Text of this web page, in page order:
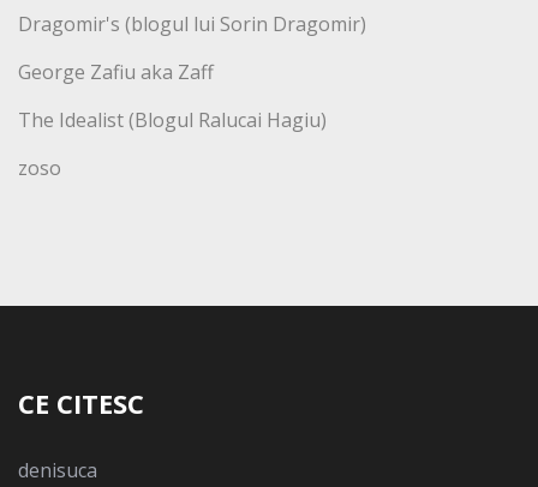
Dragomir's (blogul lui Sorin Dragomir)
George Zafiu aka Zaff
The Idealist (Blogul Ralucai Hagiu)
zoso
CE CITESC
denisuca